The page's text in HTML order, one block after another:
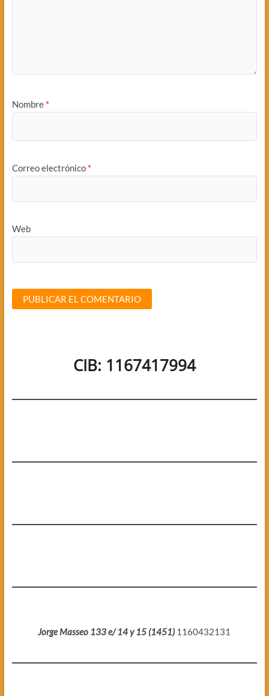
Nombre *
Correo electrónico *
Web
CIB: 1167417994
Jorge Masseo 133 e/ 14 y 15 (1451) 1160432131